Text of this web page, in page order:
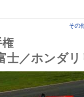
その
権
士／ホンダ